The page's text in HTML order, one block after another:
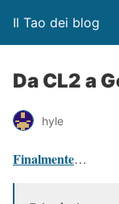
Il Tao dei blog
Da CL2 a
hyle
Finalmente…